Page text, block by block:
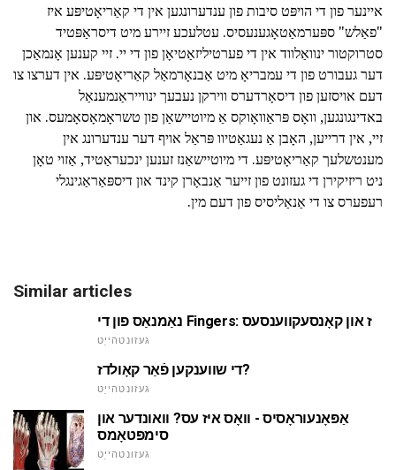
איינער פון די הויפּט סיבות פון ענדערונגען אין די קאַריאָטיפּע איז
"פאַלש" ספּערמאַטאָגענעסיס. עטלעכע זיירע מיט דיסראַפּטיד
סטרוקטור ינוואַלווד אין די פערטיליזאַטיאָן פון די יי. זיי קענען אָנמאַכן
דער געבורט פון די עמבריאָ מיט אַבנאָרמאַל קאַריאָטיפּע. אין דערצו צו
דעם אויסזען פון דיסאָרדערס ווירקן נעבעך ינווייראַנמענאַל
באדינגונגען, וואָס פּראַוואָוקס אַ מיוטיישאַן פון טשראָמאָסאָמעס. און
זיי, אין דרייען, האָבן אַ נעגאַטיוו פּראַל אויף דער ענדערונג אין
מענטשלעך קאַריאָטיפּע. די מיוטיישאַנז זענען ינכעראַטיד, אַזוי טאָן
ניט ריזיקירן די געזונט פון זייער אַנבאָרן קינד און דיספּאַראַגינגלי
רעפערס צו די אַנאַליסיס פון דעם מין.
Similar articles
נאַמנאַס פון די Fingers: ז און קאָנסעקווענסעס
געזונטהייַט
די שווענקען פֿאַר קאָולדז?
געזונטהייַט
אַפּאָנעוראָסיס - וואָס איז עס? וואונדער און
סימפּטאָמס
געזונטהייַט